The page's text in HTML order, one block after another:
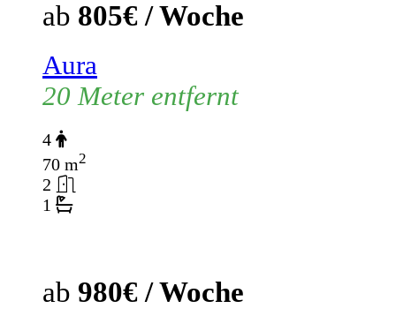
ab 805€ / Woche
Aura
20 Meter entfernt
4
70 m2
2
1
ab 980€ / Woche